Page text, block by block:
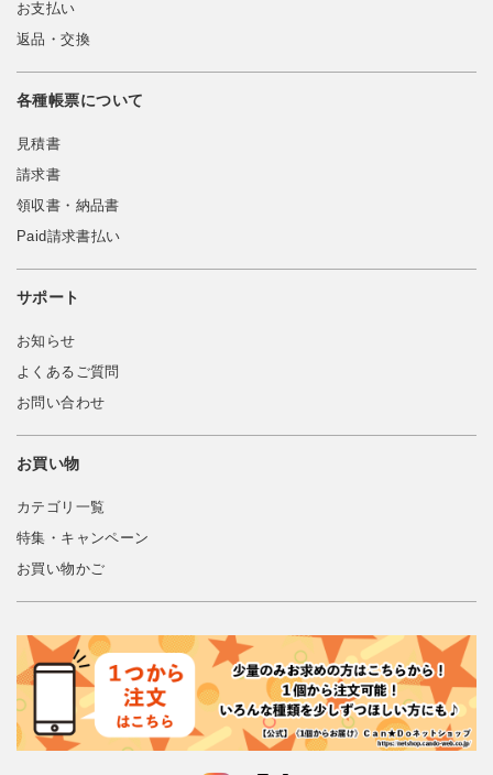
お支払い
返品・交換
各種帳票について
見積書
請求書
領収書・納品書
Paid請求書払い
サポート
お知らせ
よくあるご質問
お問い合わせ
お買い物
カテゴリ一覧
特集・キャンペーン
お買い物かご